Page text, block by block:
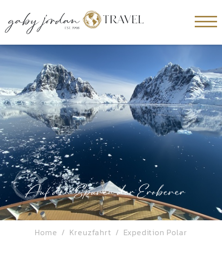
Auf den Spuren der Eroberer
Home Kreuzfahrt Expedition Polar